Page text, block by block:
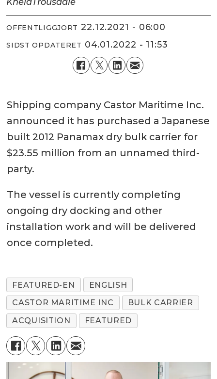
OFFENTLIGGJORT 22.12.2021 - 06:00
SIDST OPDATERET 04.01.2022 - 11:53
Shipping company Castor Maritime Inc.
announced it has purchased a Japanese
built 2012 Panamax dry bulk carrier for
$23.55 million from an unnamed third-
party.
The vessel is currently completing
ongoing dry docking and other
installation work and will be delivered
once completed.
FEATURED-EN
ENGLISH
CASTOR MARITIME INC
BULK CARRIER
ACQUISITION
FEATURED